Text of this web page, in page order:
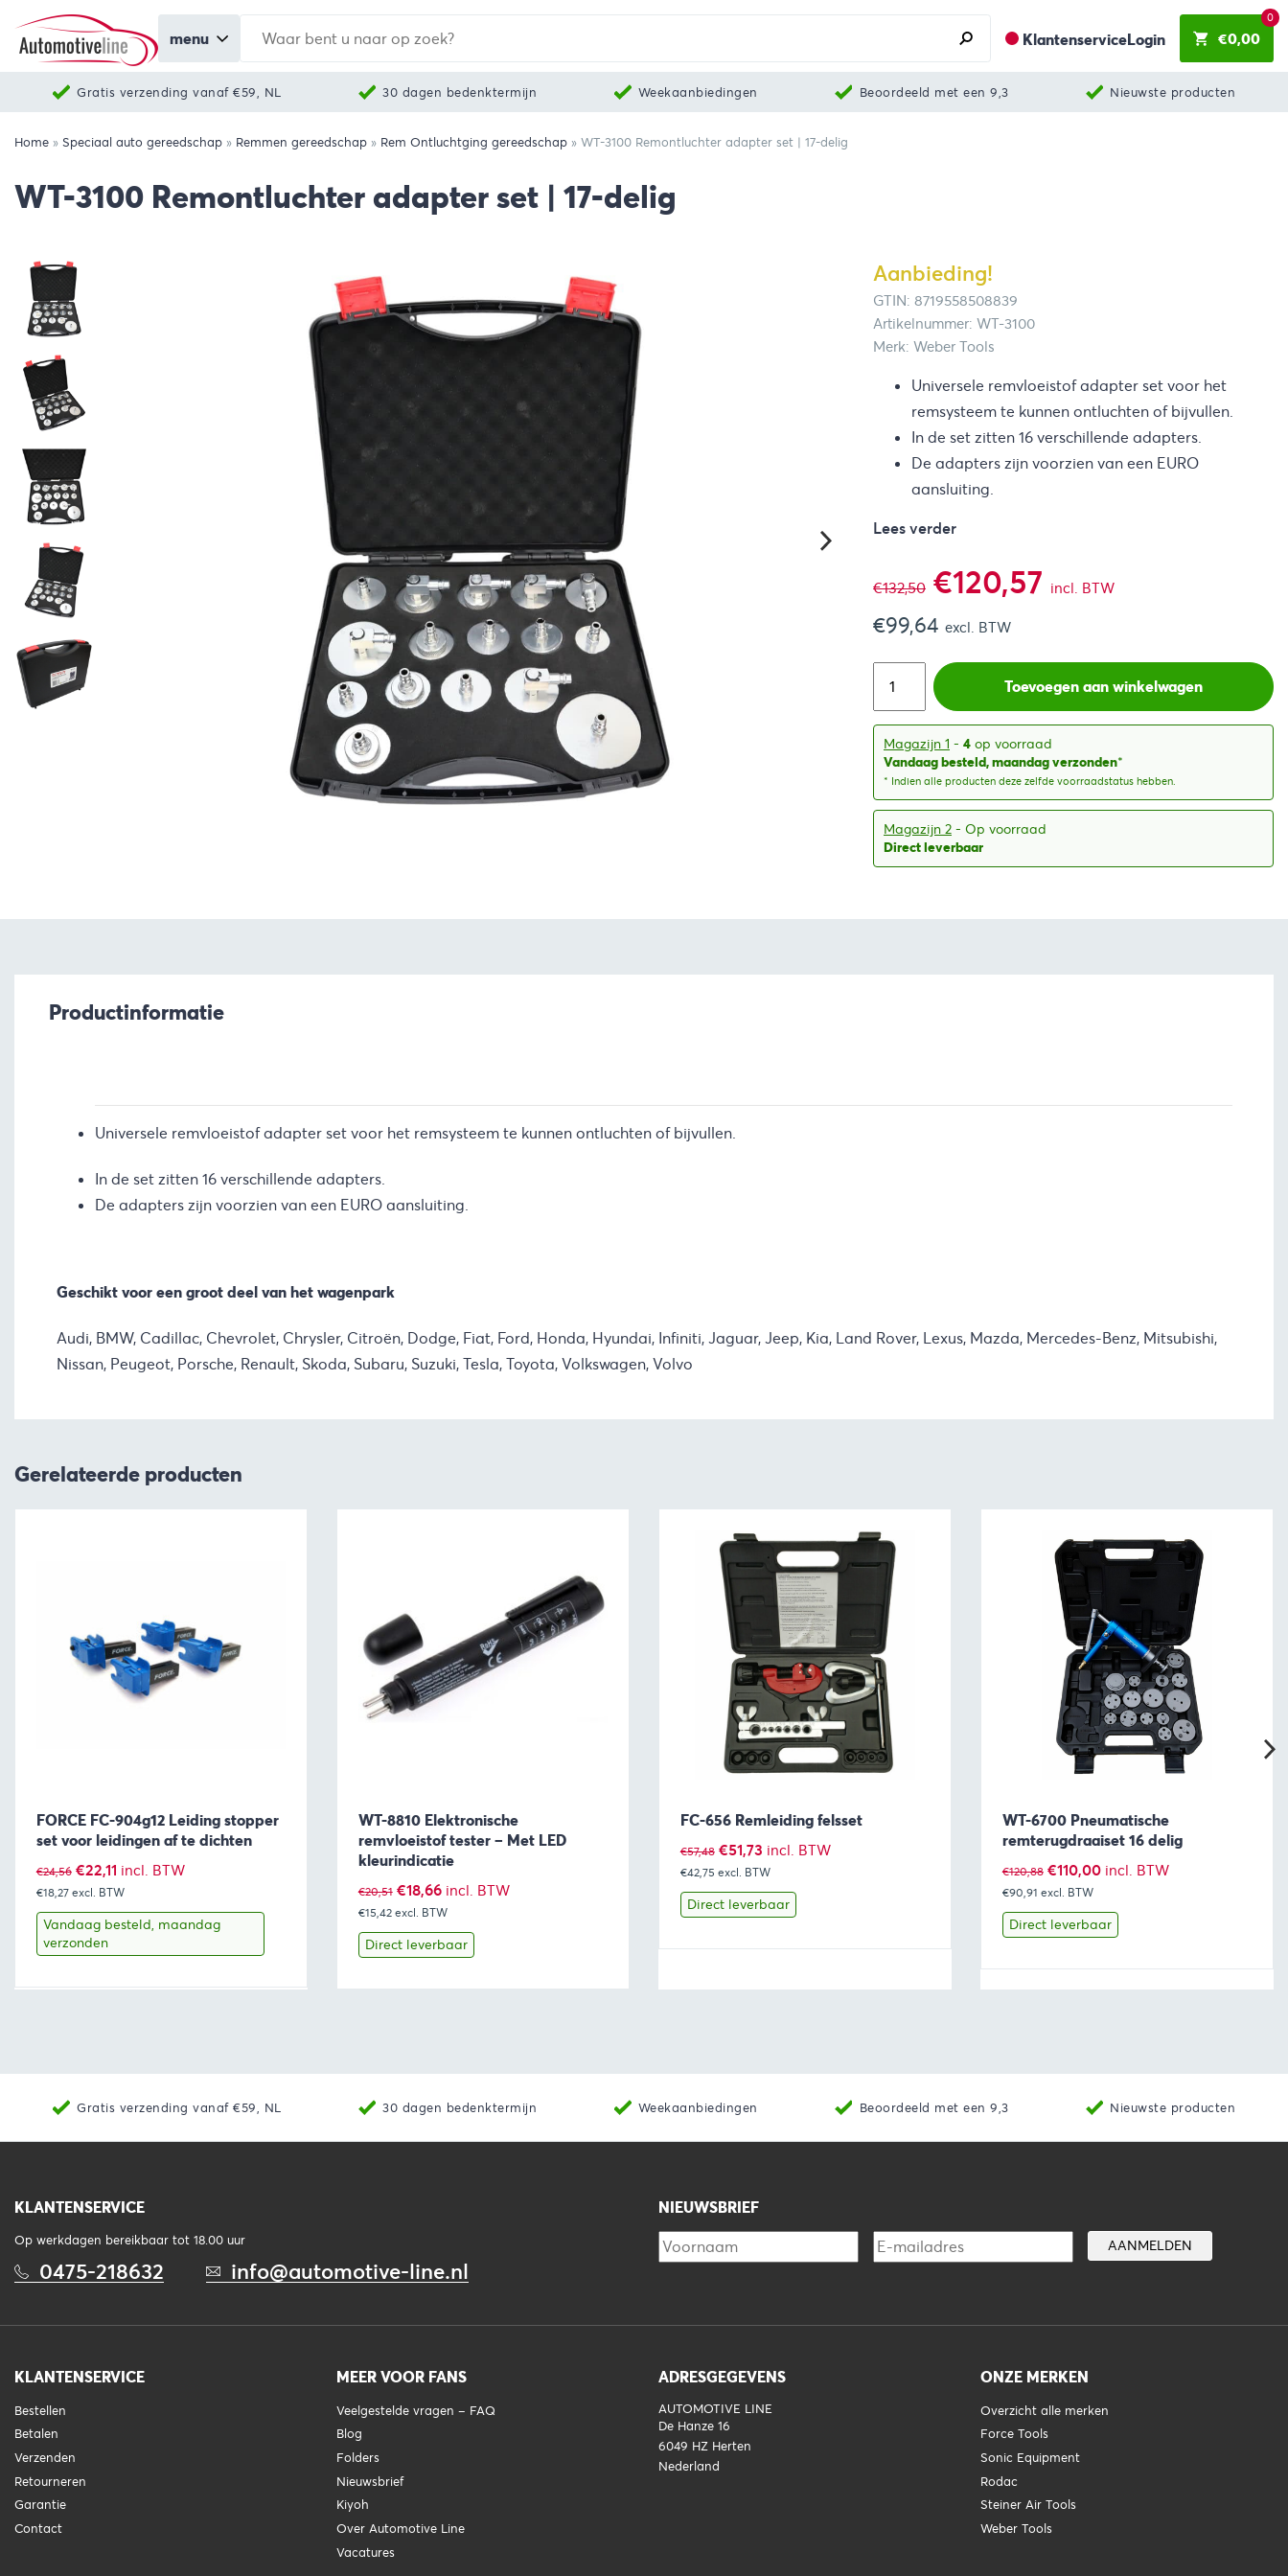
menu KlantenserviceLogin €0,00
0
Gratis verzending vanaf €59, NL 30 dagen bedenktermijn Weekaanbiedingen Beoordeeld met een 9,3 Nieuwste producten
Home » Speciaal auto gereedschap » Remmen gereedschap » Rem Ontluchtging gereedschap » WT-3100 Remontluchter adapter set | 17-delig
WT-3100 Remontluchter adapter set | 17-delig
Aanbieding!
GTIN: 8719558508839
Artikelnummer: WT-3100
Merk: Weber Tools
Universele remvloeistof adapter set voor het
remsysteem te kunnen ontluchten of bijvullen.
In de set zitten 16 verschillende adapters.
De adapters zijn voorzien van een EURO
aansluiting.
Lees verder
€132,50 Oorspronkelijke
prijs
was:
€132,50.
€120,57 Huidige
is:
€120,57.
incl. BTW
€99,64 excl. BTW
Toevoegen aan winkelwagen
Magazijn 1 - 4 op voorraad
Vandaag besteld, maandag verzonden*
* Indien alle producten deze zelfde voorraadstatus hebben.
Magazijn 2 - Op voorraad
Direct leverbaar
Productinformatie
Universele remvloeistof adapter set voor het remsysteem te kunnen ontluchten of bijvullen.
In de set zitten 16 verschillende adapters.
De adapters zijn voorzien van een EURO aansluiting.
Geschikt voor een groot deel van het wagenpark
Audi, BMW, Cadillac, Chevrolet, Chrysler, Citroën, Dodge, Fiat, Ford, Honda, Hyundai, Infiniti, Jaguar, Jeep, Kia, Land Rover, Lexus, Mazda, Mercedes-Benz, Mitsubishi,
Nissan, Peugeot, Porsche, Renault, Skoda, Subaru, Suzuki, Tesla, Toyota, Volkswagen, Volvo
Gerelateerde producten
FORCE FC-904g12 Leiding stopper
set voor leidingen af te dichten
€24,56 Oorspronkelijke
prijs
was:
€24,56.
€22,11Huidige
prijs
is:
incl. BTW
€18,27 excl. BTW
Vandaag besteld, maandag
verzonden
WT-8810 Elektronische
remvloeistof tester – Met LED
kleurindicatie
€20,51 Oorspronkelijke
prijs
was:
€18,66Huidige
prijs
is:
incl. BTW
€15,42 excl. BTW
Direct leverbaar
FC-656 Remleiding felsset
€57,48 Oorspronkelijke
prijs
was:
€51,73Huidige
prijs
is:
incl. BTW
€42,75 excl. BTW
Direct leverbaar
WT-6700 Pneumatische
remterugdraaiset 16 delig
€120,88 Oorspronkelijke
prijs
was:
€110,00Huidige
is:
incl. BTW
€90,91 excl. BTW
Direct leverbaar
Gratis verzending vanaf €59, NL 30 dagen bedenktermijn Weekaanbiedingen Beoordeeld met een 9,3 Nieuwste producten
KLANTENSERVICE
Op werkdagen bereikbaar tot 18.00 uur
0475-218632 info@automotive-line.nl
NIEUWSBRIEF
KLANTENSERVICE
Bestellen
Betalen
Verzenden
Retourneren
Garantie
Contact
MEER VOOR FANS
Veelgestelde vragen – FAQ
Blog
Folders
Nieuwsbrief
Kiyoh
Over Automotive Line
Vacatures
ADRESGEGEVENS
AUTOMOTIVE LINE
De Hanze 16
6049 HZ Herten
Nederland
ONZE MERKEN
Overzicht alle merken
Force Tools
Sonic Equipment
Rodac
Steiner Air Tools
Weber Tools